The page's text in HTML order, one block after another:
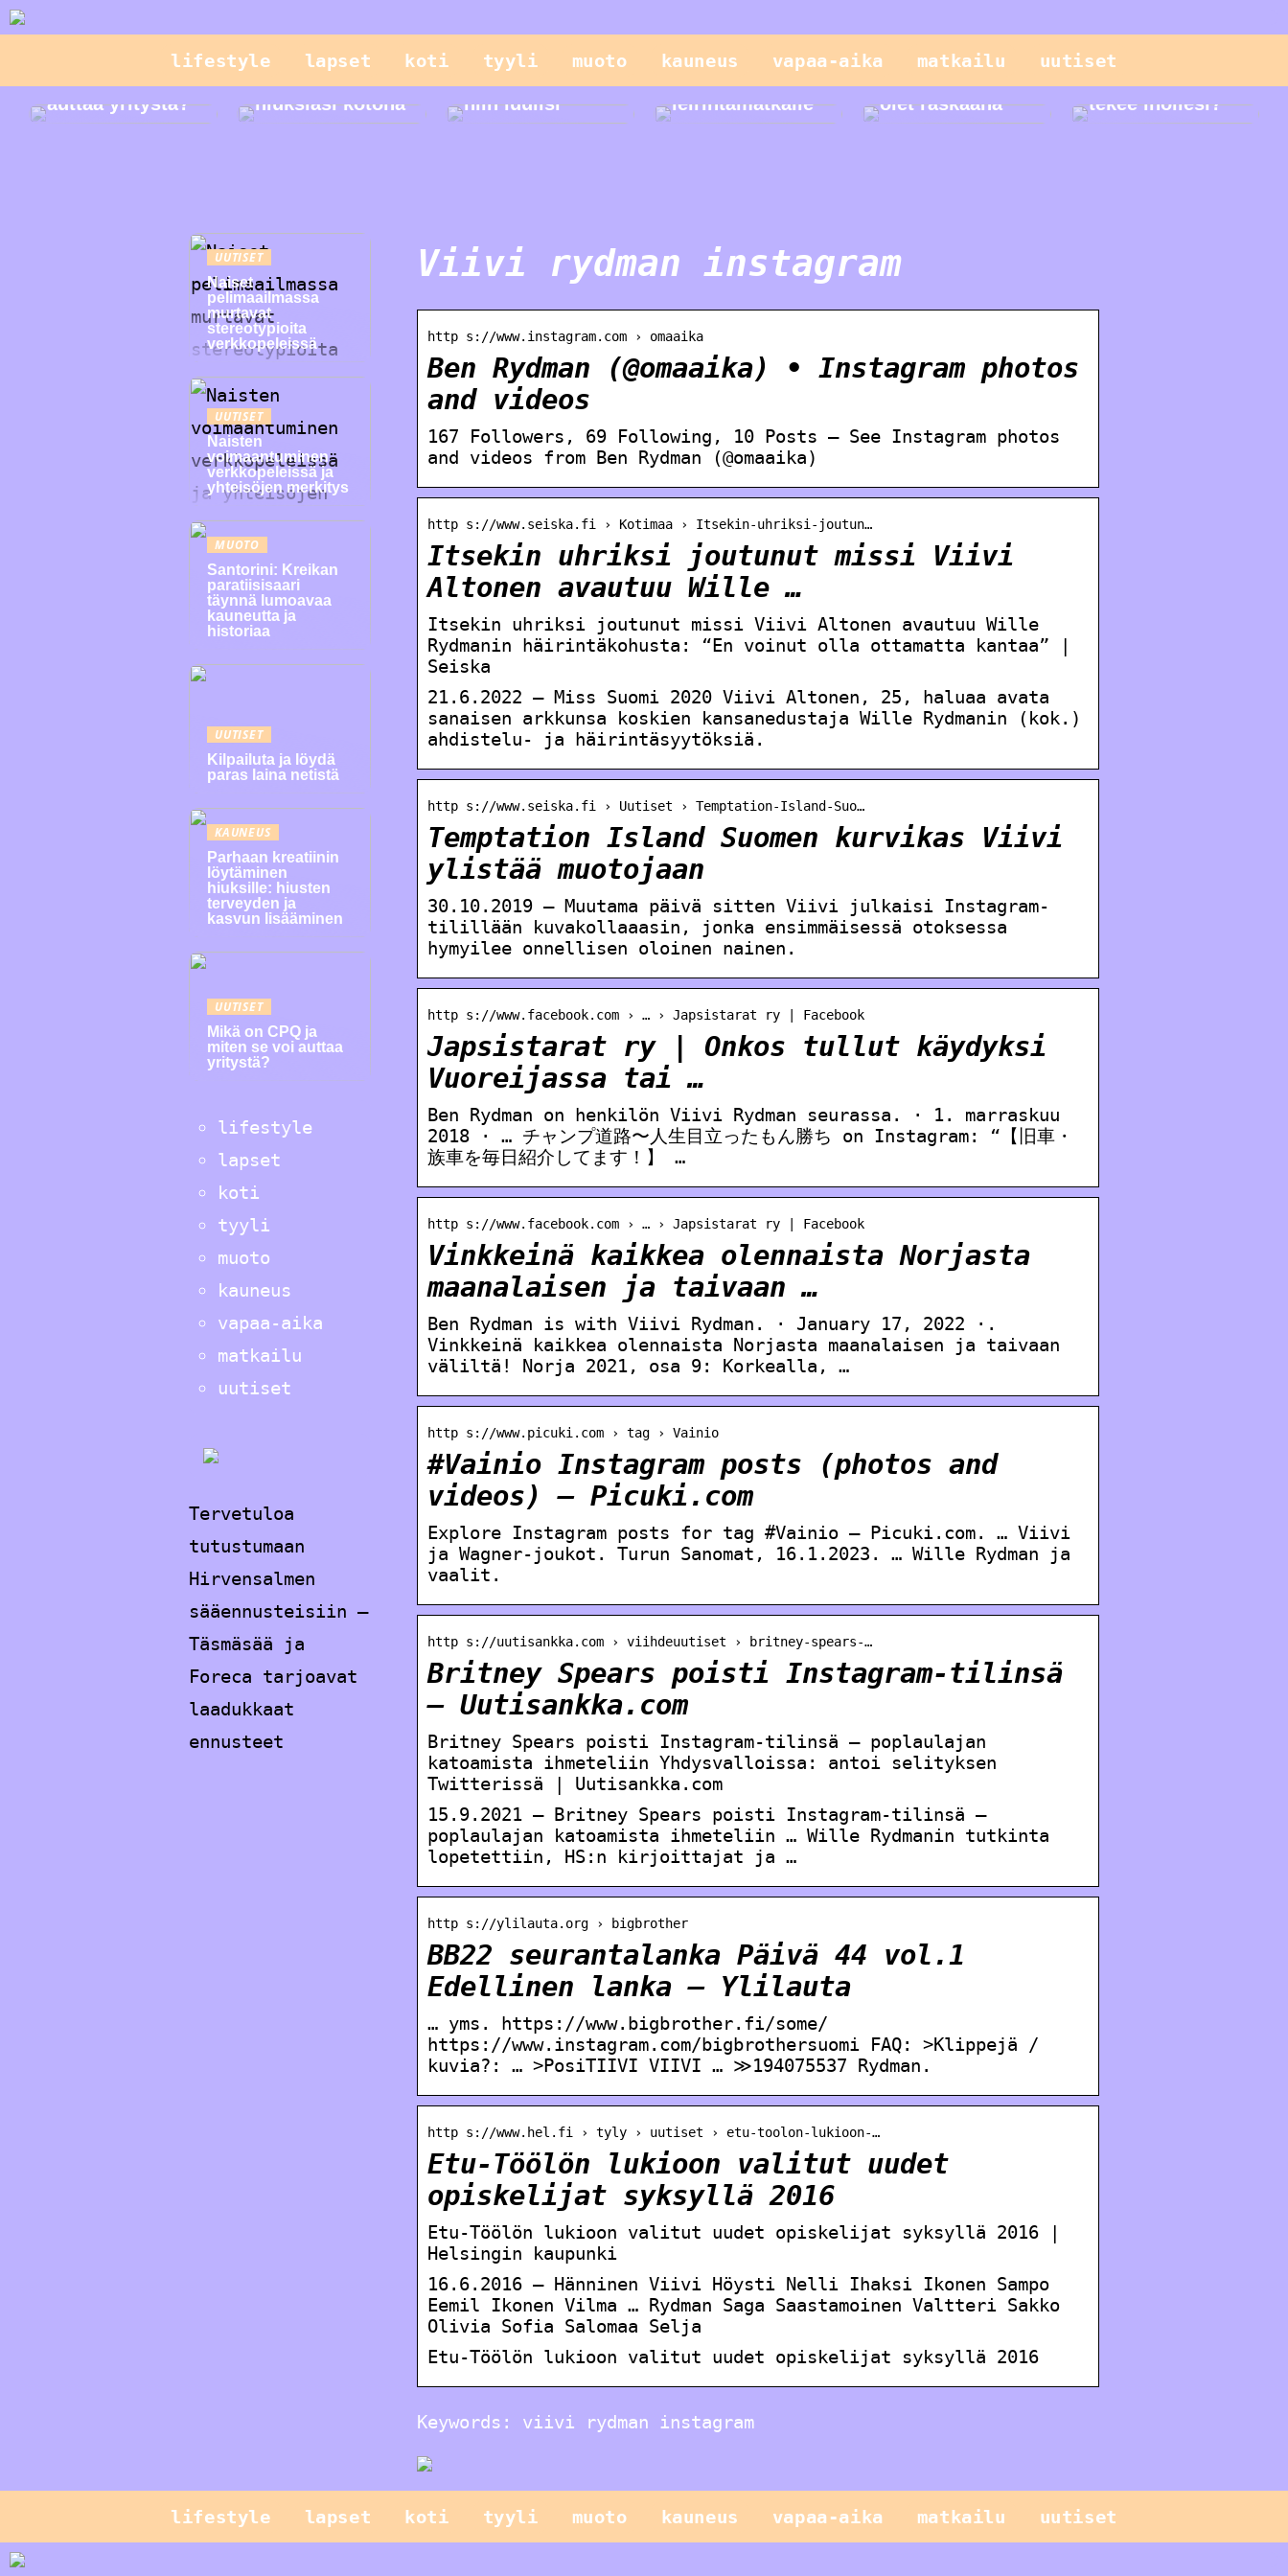
lifestyle lapset koti tyyli muoto kauneus vapaa-aika matkailu uutiset
Mikä on CPQ ja
miten se voi
auttaa yritystä?
Hallitse
hiuksiasi kotona
leikkivät
parhaiten, tai
niin luulisi
Helppo illallinen
leirintämatkalle
geneettisistä
testeistä, kun
olet raskaana
Mitä seerumi
tekee ihollesi?
Viivi rydman instagram
http s://www.instagram.com › omaaika
Ben Rydman (@omaaika) • Instagram photos
and videos
167 Followers, 69 Following, 10 Posts – See Instagram photos
and videos from Ben Rydman (@omaaika)
http s://www.seiska.fi › Kotimaa › Itsekin-uhriksi-joutun…
Itsekin uhriksi joutunut missi Viivi
Altonen avautuu Wille …
Itsekin uhriksi joutunut missi Viivi Altonen avautuu Wille
Rydmanin häirintäkohusta: “En voinut olla ottamatta kantaa” |
Seiska
21.6.2022 — Miss Suomi 2020 Viivi Altonen, 25, haluaa avata
sanaisen arkkunsa koskien kansanedustaja Wille Rydmanin (kok.)
ahdistelu- ja häirintäsyytöksiä.
http s://www.seiska.fi › Uutiset › Temptation-Island-Suo…
Temptation Island Suomen kurvikas Viivi
ylistää muotojaan
30.10.2019 — Muutama päivä sitten Viivi julkaisi Instagram-
tilillään kuvakollaaasin, jonka ensimmäisessä otoksessa
hymyilee onnellisen oloinen nainen.
http s://www.facebook.com › … › Japsistarat ry | Facebook
Japsistarat ry | Onkos tullut käydyksi
Vuoreijassa tai …
Ben Rydman on henkilön Viivi Rydman seurassa. · 1. marraskuu
2018 · … チャンプ道路〜人生目立ったもん勝ち on Instagram: “【旧車・
族車を毎日紹介してます！】 …
http s://www.facebook.com › … › Japsistarat ry | Facebook
Vinkkeinä kaikkea olennaista Norjasta
maanalaisen ja taivaan …
Ben Rydman is with Viivi Rydman. · January 17, 2022 ·.
Vinkkeinä kaikkea olennaista Norjasta maanalaisen ja taivaan
väliltä! Norja 2021, osa 9: Korkealla, …
http s://www.picuki.com › tag › Vainio
#Vainio Instagram posts (photos and
videos) – Picuki.com
Explore Instagram posts for tag #Vainio – Picuki.com. … Viivi
ja Wagner-joukot. Turun Sanomat, 16.1.2023. … Wille Rydman ja
vaalit.
http s://uutisankka.com › viihdeuutiset › britney-spears-…
Britney Spears poisti Instagram-tilinsä
– Uutisankka.com
Britney Spears poisti Instagram-tilinsä – poplaulajan
katoamista ihmeteliin Yhdysvalloissa: antoi selityksen
Twitterissä | Uutisankka.com
15.9.2021 — Britney Spears poisti Instagram-tilinsä –
poplaulajan katoamista ihmeteliin … Wille Rydmanin tutkinta
lopetettiin, HS:n kirjoittajat ja …
http s://ylilauta.org › bigbrother
BB22 seurantalanka Päivä 44 vol.1
Edellinen lanka – Ylilauta
… yms. https://www.bigbrother.fi/some/
https://www.instagram.com/bigbrothersuomi FAQ: >Klippejä /
kuvia?: … >PosiTIIVI VIIVI … ≫194075537 Rydman.
http s://www.hel.fi › tyly › uutiset › etu-toolon-lukioon-…
Etu-Töölön lukioon valitut uudet
opiskelijat syksyllä 2016
Etu-Töölön lukioon valitut uudet opiskelijat syksyllä 2016 |
Helsingin kaupunki
16.6.2016 — Hänninen Viivi Höysti Nelli Ihaksi Ikonen Sampo
Eemil Ikonen Vilma … Rydman Saga Saastamoinen Valtteri Sakko
Olivia Sofia Salomaa Selja
Etu-Töölön lukioon valitut uudet opiskelijat syksyllä 2016
Keywords: viivi rydman instagram
UUTISET
Naiset
pelimaailmassa
murtavat
stereotypioita
verkkopeleissä
UUTISET
Naisten
voimaantuminen
verkkopeleissä ja
yhteisöjen merkitys
MUOTO
Santorini: Kreikan
paratiisisaari
täynnä lumoavaa
kauneutta ja
historiaa
UUTISET
Kilpailuta ja löydä
paras laina netistä
KAUNEUS
Parhaan kreatiinin
löytäminen
hiuksille: hiusten
terveyden ja
kasvun lisääminen
UUTISET
Mikä on CPQ ja
miten se voi auttaa
yritystä?
lifestyle
lapset
koti
tyyli
muoto
kauneus
vapaa-aika
matkailu
uutiset
Tervetuloa
tutustumaan
Hirvensalmen
sääennusteisiin –
Täsmäsää ja
Foreca tarjoavat
laadukkaat
ennusteet
lifestyle lapset koti tyyli muoto kauneus vapaa-aika matkailu
uutiset
Sinun pitäisi